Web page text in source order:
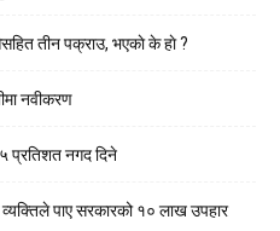
तीन पक्राउ, भएकाे के हाे ?
नवीकरण
प्रतिशत नगद दिने
पाए सरकारको १० लाख उपहार